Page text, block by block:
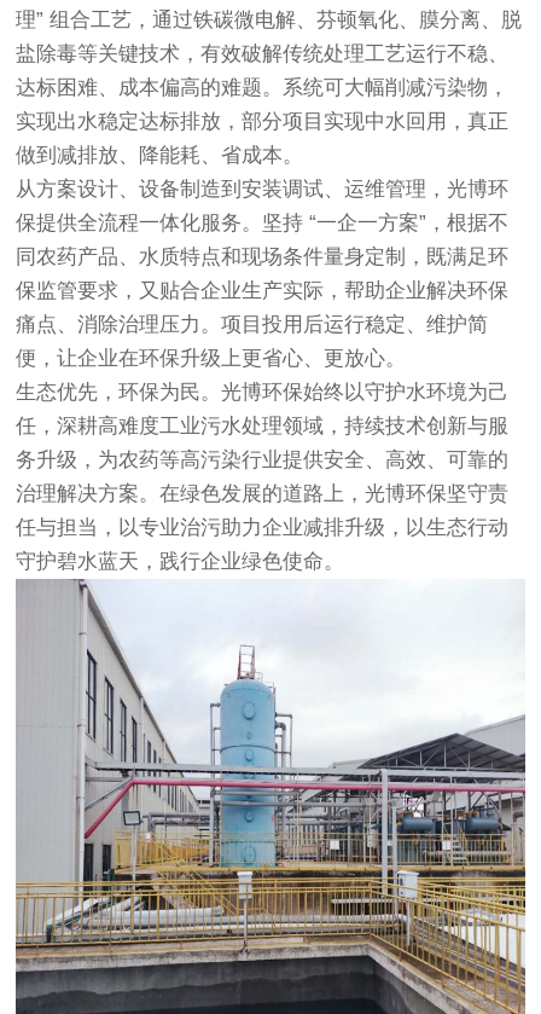
理” 组合工艺，通过铁碳微电解、芬顿氧化、膜分离、脱
盐除毒等关键技术，有效破解传统处理工艺运行不稳、
达标困难、成本偏高的难题。系统可大幅削减污染物，
实现出水稳定达标排放，部分项目实现中水回用，真正
做到减排放、降能耗、省成本。
从方案设计、设备制造到安装调试、运维管理，光博环
保提供全流程一体化服务。坚持 “一企一方案”，根据不
同农药产品、水质特点和现场条件量身定制，既满足环
保监管要求，又贴合企业生产实际，帮助企业解决环保
痛点、消除治理压力。项目投用后运行稳定、维护简
便，让企业在环保升级上更省心、更放心。
生态优先，环保为民。光博环保始终以守护水环境为己
任，深耕高难度工业污水处理领域，持续技术创新与服
务升级，为农药等高污染行业提供安全、高效、可靠的
治理解决方案。在绿色发展的道路上，光博环保坚守责
任与担当，以专业治污助力企业减排升级，以生态行动
守护碧水蓝天，践行企业绿色使命。